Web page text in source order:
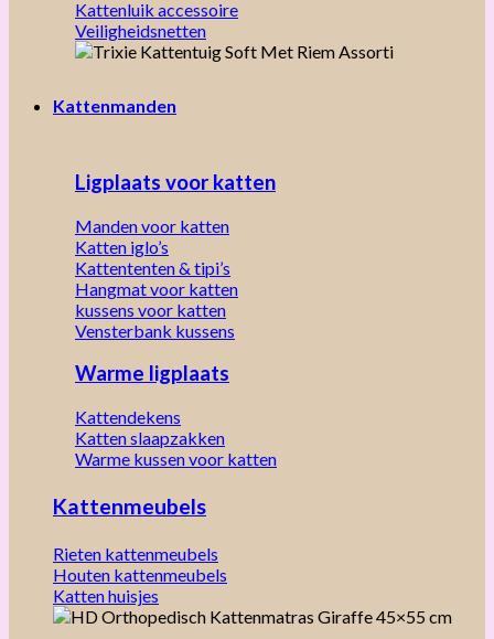
Kattenluik accessoire
Veiligheidsnetten
Kattenmanden
Ligplaats voor katten
Manden voor katten
Katten iglo’s
Kattententen & tipi’s
Hangmat voor katten
kussens voor katten
Vensterbank kussens
Warme ligplaats
Kattendekens
Katten slaapzakken
Warme kussen voor katten
Kattenmeubels
Rieten kattenmeubels
Houten kattenmeubels
Katten huisjes